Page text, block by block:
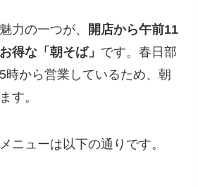
力の一つが、
開店から午前11
得な「朝そば」 です。春日部
時から営業しているため、朝
す。
ニューは以下の通りです。